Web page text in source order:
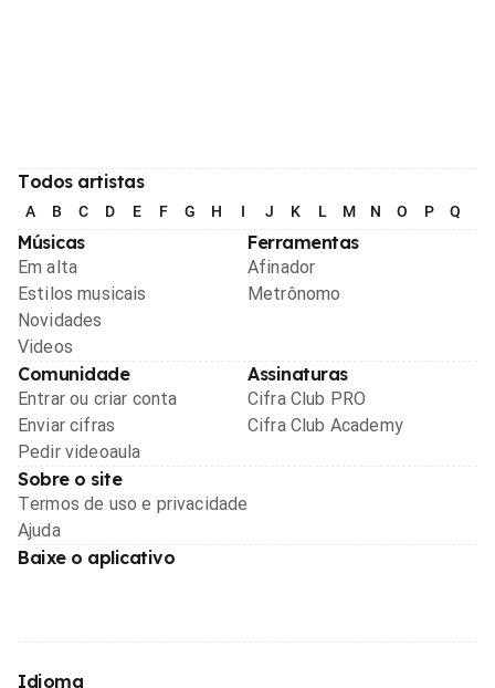
Todos artistas
A B C D E F G H I J K L M N O P Q
Músicas
Em alta
Estilos musicais
Novidades
Videos
Ferramentas
Afinador
Metrônomo
Comunidade
Entrar ou criar conta
Enviar cifras
Pedir videoaula
Assinaturas
Cifra Club PRO
Cifra Club Academy
Sobre o site
Termos de uso e privacidade
Ajuda
Baixe o aplicativo
Idioma